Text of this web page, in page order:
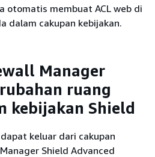
otomatis membuat ACL web di
dalam cakupan kebijakan.
Manager
ruang
kebijakan Shield
keluar dari cakupan
Shield Advanced